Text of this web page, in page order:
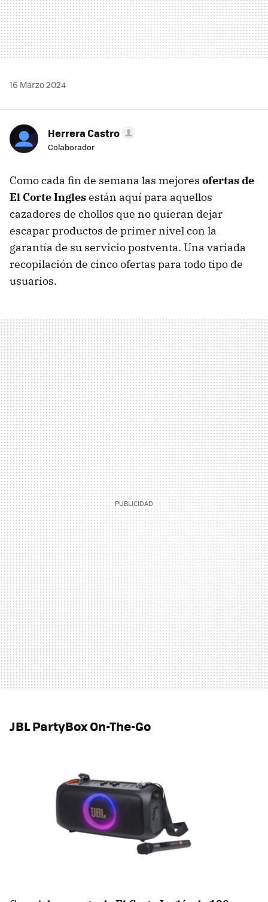
16 Marzo 2024
Herrera Castro
Colaborador
Como cada fin de semana las mejores ofertas de
El Corte Inglesestán aquí para aquellos
cazadores de chollos que no quieran dejar
escapar productos de primer nivel con la
garantía de su servicio postventa. Una variada
recopilación de cinco ofertas para todo tipo de
usuarios.
JBL PartyBox On-The-Go